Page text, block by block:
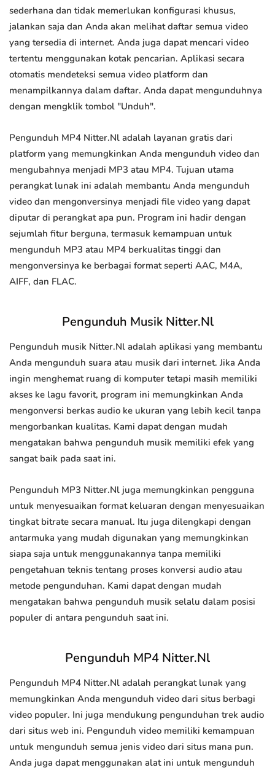
sederhana dan tidak memerlukan konfigurasi khusus,
jalankan saja dan Anda akan melihat daftar semua video
yang tersedia di internet. Anda juga dapat mencari video
tertentu menggunakan kotak pencarian. Aplikasi secara
otomatis mendeteksi semua video platform dan
menampilkannya dalam daftar. Anda dapat mengunduhnya
dengan mengklik tombol "Unduh".
Pengunduh MP4 Nitter.Nl adalah layanan gratis dari
platform yang memungkinkan Anda mengunduh video dan
mengubahnya menjadi MP3 atau MP4. Tujuan utama
perangkat lunak ini adalah membantu Anda mengunduh
video dan mengonversinya menjadi file video yang dapat
diputar di perangkat apa pun. Program ini hadir dengan
sejumlah fitur berguna, termasuk kemampuan untuk
mengunduh MP3 atau MP4 berkualitas tinggi dan
mengonversinya ke berbagai format seperti AAC, M4A,
AIFF, dan FLAC.
Pengunduh Musik Nitter.Nl
Pengunduh musik Nitter.Nl adalah aplikasi yang membantu
Anda mengunduh suara atau musik dari internet. Jika Anda
ingin menghemat ruang di komputer tetapi masih memiliki
akses ke lagu favorit, program ini memungkinkan Anda
mengonversi berkas audio ke ukuran yang lebih kecil tanpa
mengorbankan kualitas. Kami dapat dengan mudah
mengatakan bahwa pengunduh musik memiliki efek yang
sangat baik pada saat ini.
Pengunduh MP3 Nitter.Nl juga memungkinkan pengguna
untuk menyesuaikan format keluaran dengan menyesuaikan
tingkat bitrate secara manual. Itu juga dilengkapi dengan
antarmuka yang mudah digunakan yang memungkinkan
siapa saja untuk menggunakannya tanpa memiliki
pengetahuan teknis tentang proses konversi audio atau
metode pengunduhan. Kami dapat dengan mudah
mengatakan bahwa pengunduh musik selalu dalam posisi
populer di antara pengunduh saat ini.
Pengunduh MP4 Nitter.Nl
Pengunduh MP4 Nitter.Nl adalah perangkat lunak yang
memungkinkan Anda mengunduh video dari situs berbagi
video populer. Ini juga mendukung pengunduhan trek audio
dari situs web ini. Pengunduh video memiliki kemampuan
untuk mengunduh semua jenis video dari situs mana pun.
Anda juga dapat menggunakan alat ini untuk mengunduh